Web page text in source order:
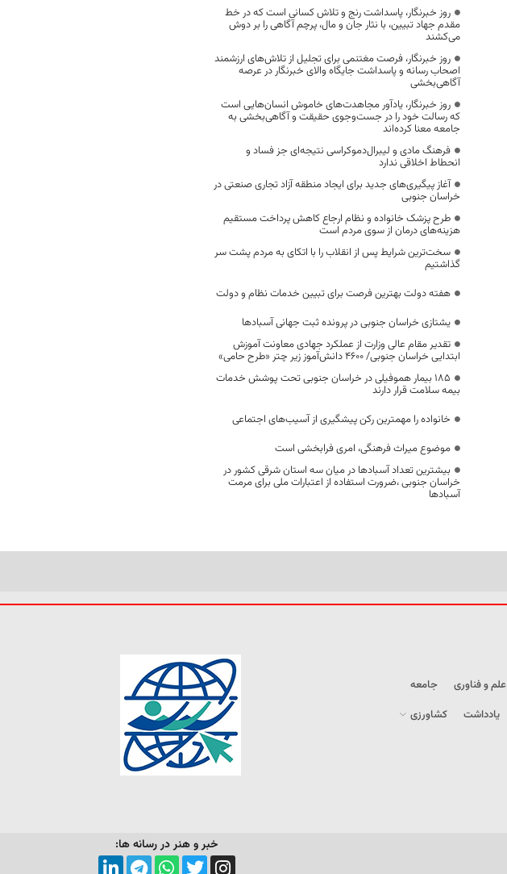
روز خبرنگار، پاسداشت رنج و تلاش کسانی است که در خط
مقدم جهاد تبیین، با نثار جان و مال، پرچم آگاهی را بر دوش
می‌کشند
روز خبرنگار، فرصت مغتنمی برای تجلیل از تلاش‌های ارزشمند
اصحاب رسانه و پاسداشت جایگاه والای خبرنگار در عرصه
آگاهی‌بخشی
روز خبرنگار، یادآور مجاهدت‌های خاموش انسان‌هایی است
که رسالت خود را در جست‌وجوی حقیقت و آگاهی‌بخشی به
جامعه معنا کرده‌اند
فرهنگ مادی و لیبرال‌دموکراسی نتیجه‌ای جز فساد و
انحطاط اخلاقی ندارد
آغاز پیگیری‌های جدید برای ایجاد منطقه آزاد تجاری صنعتی در
خراسان جنوبی
طرح پزشک خانواده و نظام ارجاع کاهش پرداخت مستقیم
هزینه‌های درمان از سوی مردم است
سخت‌ترین شرایط پس از انقلاب را با اتکای به مردم پشت سر
گذاشتیم
هفته دولت بهترین فرصت برای تبیین خدمات نظام و دولت
یشتازی خراسان جنوبی در پرونده ثبت جهانی آسبادها
تقدیر مقام عالی وزارت از عملکرد جهادی معاونت آموزش
ابتدایی خراسان جنوبی/ ۴۶۰۰ دانش‌آموز زیر چتر «طرح حامی»
۱۸۵ بیمار هموفیلی در خراسان جنوبی تحت پوشش خدمات
بیمه سلامت قرار دارند
خانواده را مهمترین رکن پیشگیری از آسیب‌های اجتماعی
موضوع میراث فرهنگی، امری فرابخشی است
بیشترین تعداد آسبادها در میان سه استان شرقی کشور در
خراسان جنوبی ،ضرورت استفاده از اعتبارات ملی برای مرمت
آسبادها
علم و فناوری
جامعه
یادداشت
کشاورزی
خبر و هنر در رسانه ها: